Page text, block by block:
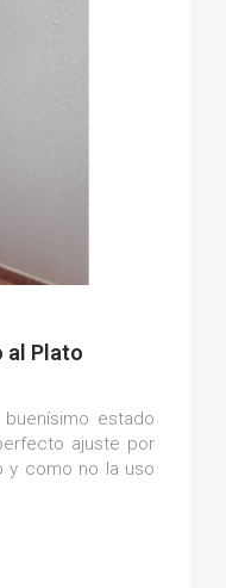
al Plato
estado
ajuste por
y como no la uso